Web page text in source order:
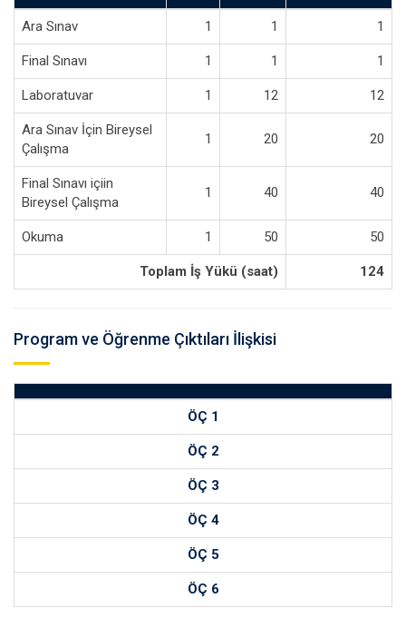
Ara Sınav 1 1 1
Final Sınavı 1 1 1
Laboratuvar 1 12 12
Ara Sınav İçin Bireysel
Çalışma
1 20 20
Final Sınavı içiin
Bireysel Çalışma
1 40 40
Okuma 1 50 50
Toplam İş Yükü (saat) 124
Program ve Öğrenme Çıktıları İlişkisi
ÖÇ 1
ÖÇ 2
ÖÇ 3
ÖÇ 4
ÖÇ 5
ÖÇ 6